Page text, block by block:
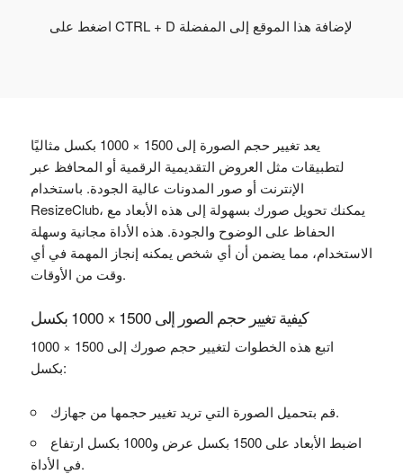
اضغط على CTRL + D لإضافة هذا الموقع إلى المفضلة
يعد تغيير حجم الصورة إلى 1500 × 1000 بكسل مثاليًا
لتطبيقات مثل العروض التقديمية الرقمية أو المحافظ عبر
الإنترنت أو صور المدونات عالية الجودة. باستخدام
ResizeClub، يمكنك تحويل صورك بسهولة إلى هذه الأبعاد مع
الحفاظ على الوضوح والجودة. هذه الأداة مجانية وسهلة
الاستخدام، مما يضمن أن أي شخص يمكنه إنجاز المهمة في أي
وقت من الأوقات.
كيفية تغيير حجم الصور إلى 1500 × 1000 بكسل
اتبع هذه الخطوات لتغيير حجم صورك إلى 1500 × 1000
بكسل:
قم بتحميل الصورة التي تريد تغيير حجمها من جهازك.
اضبط الأبعاد على 1500 بكسل عرض و1000 بكسل ارتفاع
في الأداة.